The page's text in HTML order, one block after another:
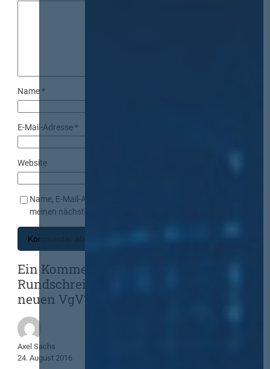
Name*
E-Mail-Adresse*
Website
Name, E-Mail-Adresse und Website in diesem Browser für
meinen nächsten Kommentar speichern.
Ein Kommentar zu „BMWi
Rundschreiben zum Inkrafttreten der
neuen VgV“
Axel Sachs
24. August 2016